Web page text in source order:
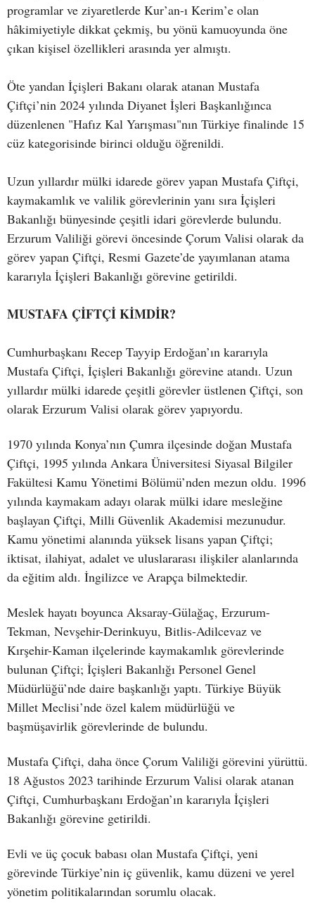
programlar ve ziyaretlerde Kur’an-ı Kerim’e olan
hâkimiyetiyle dikkat çekmiş, bu yönü kamuoyunda öne
çıkan kişisel özellikleri arasında yer almıştı.
Öte yandan İçişleri Bakanı olarak atanan Mustafa
Çiftçi’nin 2024 yılında Diyanet İşleri Başkanlığınca
düzenlenen "Hafız Kal Yarışması"nın Türkiye finalinde 15
cüz kategorisinde birinci olduğu öğrenildi.
Uzun yıllardır mülki idarede görev yapan Mustafa Çiftçi,
kaymakamlık ve valilik görevlerinin yanı sıra İçişleri
Bakanlığı bünyesinde çeşitli idari görevlerde bulundu.
Erzurum Valiliği görevi öncesinde Çorum Valisi olarak da
görev yapan Çiftçi, Resmi Gazete’de yayımlanan atama
kararıyla İçişleri Bakanlığı görevine getirildi.
MUSTAFA ÇİFTÇİ KİMDİR?
Cumhurbaşkanı Recep Tayyip Erdoğan’ın kararıyla
Mustafa Çiftçi, İçişleri Bakanlığı görevine atandı. Uzun
yıllardır mülki idarede çeşitli görevler üstlenen Çiftçi, son
olarak Erzurum Valisi olarak görev yapıyordu.
1970 yılında Konya’nın Çumra ilçesinde doğan Mustafa
Çiftçi, 1995 yılında Ankara Üniversitesi Siyasal Bilgiler
Fakültesi Kamu Yönetimi Bölümü’nden mezun oldu. 1996
yılında kaymakam adayı olarak mülki idare mesleğine
başlayan Çiftçi, Milli Güvenlik Akademisi mezunudur.
Kamu yönetimi alanında yüksek lisans yapan Çiftçi;
iktisat, ilahiyat, adalet ve uluslararası ilişkiler alanlarında
da eğitim aldı. İngilizce ve Arapça bilmektedir.
Meslek hayatı boyunca Aksaray-Gülağaç, Erzurum-
Tekman, Nevşehir-Derinkuyu, Bitlis-Adilcevaz ve
Kırşehir-Kaman ilçelerinde kaymakamlık görevlerinde
bulunan Çiftçi; İçişleri Bakanlığı Personel Genel
Müdürlüğü’nde daire başkanlığı yaptı. Türkiye Büyük
Millet Meclisi’nde özel kalem müdürlüğü ve
başmüşavirlik görevlerinde de bulundu.
Mustafa Çiftçi, daha önce Çorum Valiliği görevini yürüttü.
18 Ağustos 2023 tarihinde Erzurum Valisi olarak atanan
Çiftçi, Cumhurbaşkanı Erdoğan’ın kararıyla İçişleri
Bakanlığı görevine getirildi.
Evli ve üç çocuk babası olan Mustafa Çiftçi, yeni
görevinde Türkiye’nin iç güvenlik, kamu düzeni ve yerel
yönetim politikalarından sorumlu olacak.